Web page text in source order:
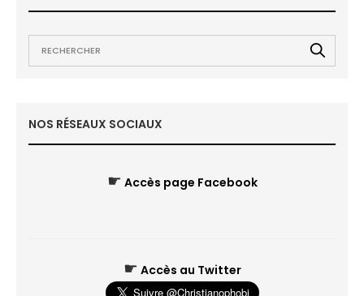
NOS RÉSEAUX SOCIAUX
☛ Accès page Facebook
☛ Accès au Twitter